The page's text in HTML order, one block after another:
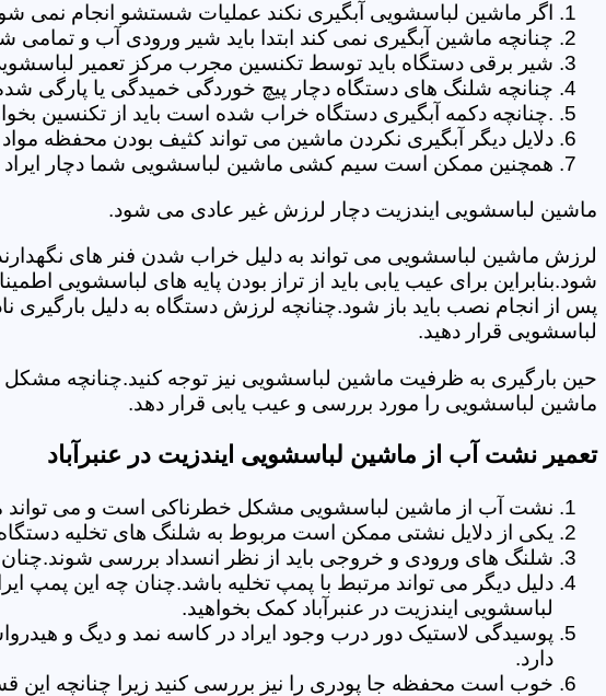
اگر ماشین لباسشویی آبگیری نکند عملیات شستشو انجام نمی
چنانچه ماشین آبگیری نمی کند ابتدا باید شیر ورودی آب و
شیر برقی دستگاه باید توسط تکنسین مجرب مرکز تعمیر
چنانچه شلنگ های دستگاه دچار پیچ خوردگی خمیدگی یا پارگی شده
.چنانچه دکمه آبگیری دستگاه خراب شده است باید از تکنسین
دلایل دیگر آبگیری نکردن ماشین می تواند کثیف بودن محفظه
همچنین ممکن است سیم کشی ماشین لباسشویی شما دچار ایراد
ماشین لباسشویی ایندزیت دچار لرزش غیر عادی می شود.
لرزش ماشین لباسشویی می تواند به دلیل خراب شدن فنر های
شود.بنابراین برای عیب یابی باید از تراز بودن پایه های لباسشویی
پس از انجام نصب باید باز شود.چنانچه لرزش دستگاه به دلیل بارگیری
لباسشویی قرار دهید.
حین بارگیری به ظرفیت ماشین لباسشویی نیز توجه کنید.چنانچه
ماشین لباسشویی را مورد بررسی و عیب یابی قرار دهد.
تعمیر نشت آب از ماشین لباسشویی ایندزیت در عنبرآباد
نشت آب از ماشین لباسشویی مشکل خطرناکی است و می تواند
یکی از دلایل نشتی ممکن است مربوط به شلنگ های تخلیه دستگاه
شلنگ های ورودی و خروجی باید از نظر انسداد بررسی
دلیل دیگر می تواند مرتبط با پمپ تخلیه باشد.چنان چه این پمپ
لباسشویی ایندزیت در عنبرآباد کمک بخواهید.
پوسیدگی لاستیک دور درب وجود ایراد در کاسه نمد و دیگ و
دارد.
خوب است محفظه جا پودری را نیز بررسی کنید زیرا چنانچه